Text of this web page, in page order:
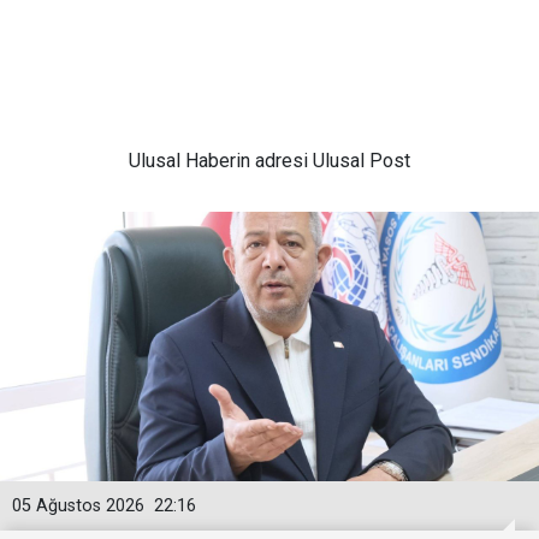
Ulusal Haberin adresi Ulusal Post
22:16
05 Ağustos 2026